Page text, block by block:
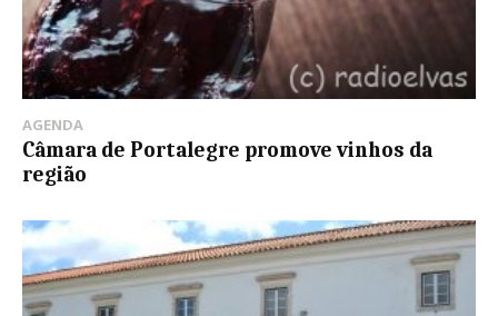
AGENDA
Câmara de Portalegre promove vinhos da
região